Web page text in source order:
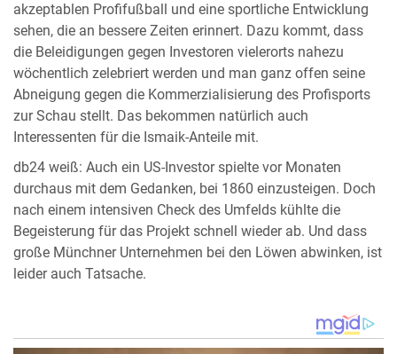
akzeptablen Profifußball und eine sportliche Entwicklung
sehen, die an bessere Zeiten erinnert. Dazu kommt, dass
die Beleidigungen gegen Investoren vielerorts nahezu
wöchentlich zelebriert werden und man ganz offen seine
Abneigung gegen die Kommerzialisierung des Profisports
zur Schau stellt. Das bekommen natürlich auch
Interessenten für die Ismaik-Anteile mit.
db24 weiß: Auch ein US-Investor spielte vor Monaten
durchaus mit dem Gedanken, bei 1860 einzusteigen. Doch
nach einem intensiven Check des Umfelds kühlte die
Begeisterung für das Projekt schnell wieder ab. Und dass
große Münchner Unternehmen bei den Löwen abwinken, ist
leider auch Tatsache.